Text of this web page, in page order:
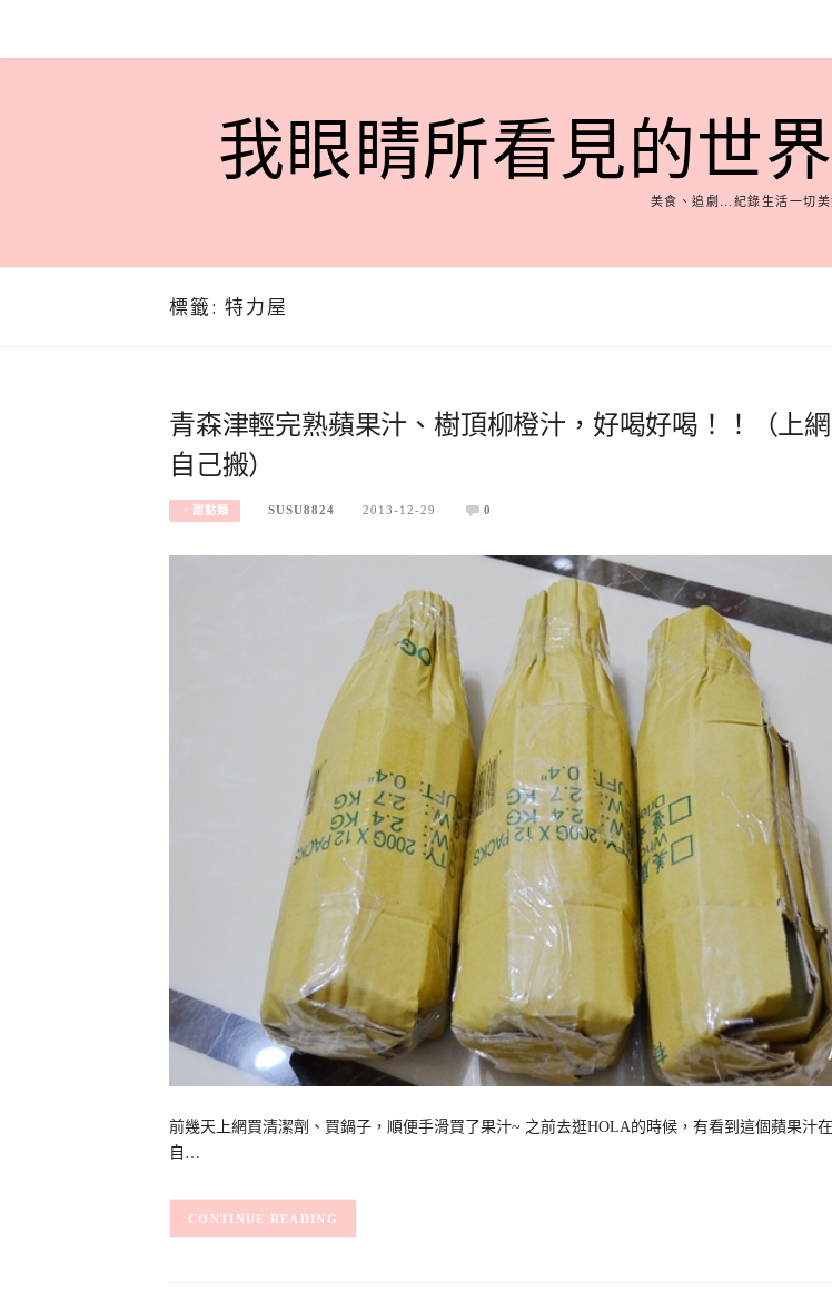
content
我眼睛所看見的世界
美食、追劇…紀錄生活一切美
標籤: 特力屋
青森津輕完熟蘋果汁、樹頂柳橙汁，好喝好喝！！（上
自己搬）
‧甜點類 SUSU8824 2013-12-29 0
前幾天上網買清潔劑、買鍋子，順便手滑買了果汁~ 之前去逛HOLA的時候，有看到這個蘋果汁
自…
CONTINUE READING